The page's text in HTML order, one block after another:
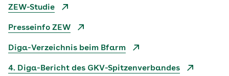
ZEW-Studie
Presseinfo ZEW
Diga-Verzeichnis beim Bfarm
4. Diga-Bericht des GKV-Spitzenverbandes